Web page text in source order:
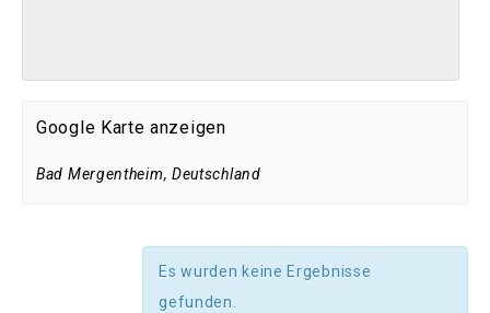
Google Karte anzeigen
Bad Mergentheim, Deutschland
Es wurden keine Ergebnisse
gefunden.